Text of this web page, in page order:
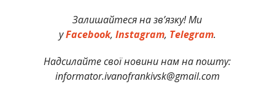
Залишайтеся на зв’язку! Ми
уFacebook, Instagram, Telegram.
Надсилайте свої новини нам на пошту:
informator.ivanofrankivsk@gmail.com